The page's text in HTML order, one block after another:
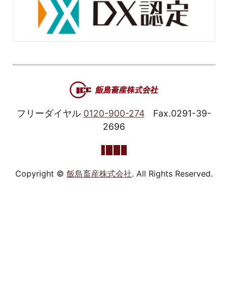
フリーダイヤル 0120-900-274
Fax.0291-39-
2696
Copyright © 飯島畜産株式会社. All Rights Reserved.